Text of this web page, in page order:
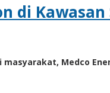
di
Medco